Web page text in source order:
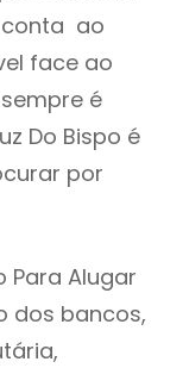
conta ao
face ao
é
Do Bispo é
por
Para Alugar
dos bancos,